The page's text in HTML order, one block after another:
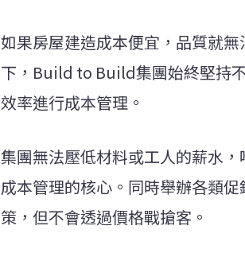
如果房屋建造成本便宜，品質就
下，Build to Build集團始終堅持
效率進行成本管理。
集團無法壓低材料或工人的薪水
成本管理的核心。同時舉辦各類
策，但不會透過價格戰搶客。